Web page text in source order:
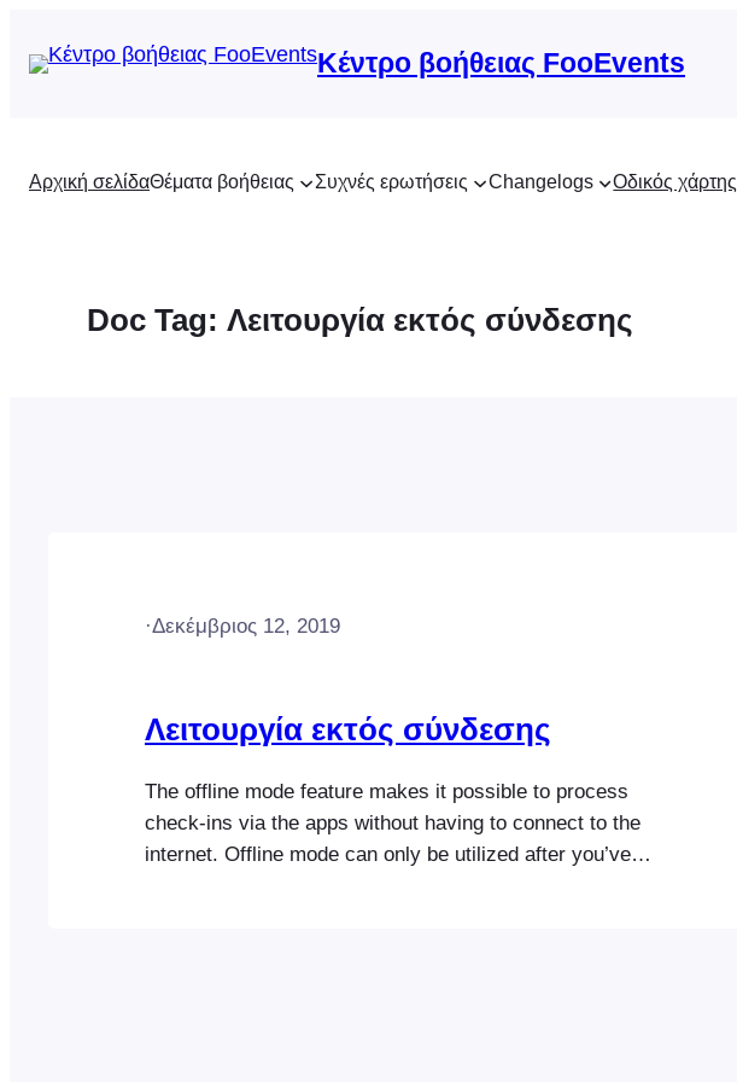
στο
Κέντρο βοήθειας FooEvents
Αρχική σελίδαΘέματα βοήθειας Συχνές ερωτήσεις Changelogs Οδικός χάρτης
Doc Tag: Λειτουργία εκτός σύνδεσης
·Δεκέμβριος 12, 2019
Λειτουργία εκτός σύνδεσης
The offline mode feature makes it possible to process
check-ins via the apps without having to connect to the
internet. Offline mode can only be utilized after you’ve